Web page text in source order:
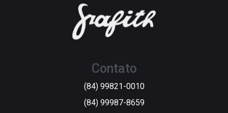
Contato
(84) 99821-0010
(84) 99987-8659